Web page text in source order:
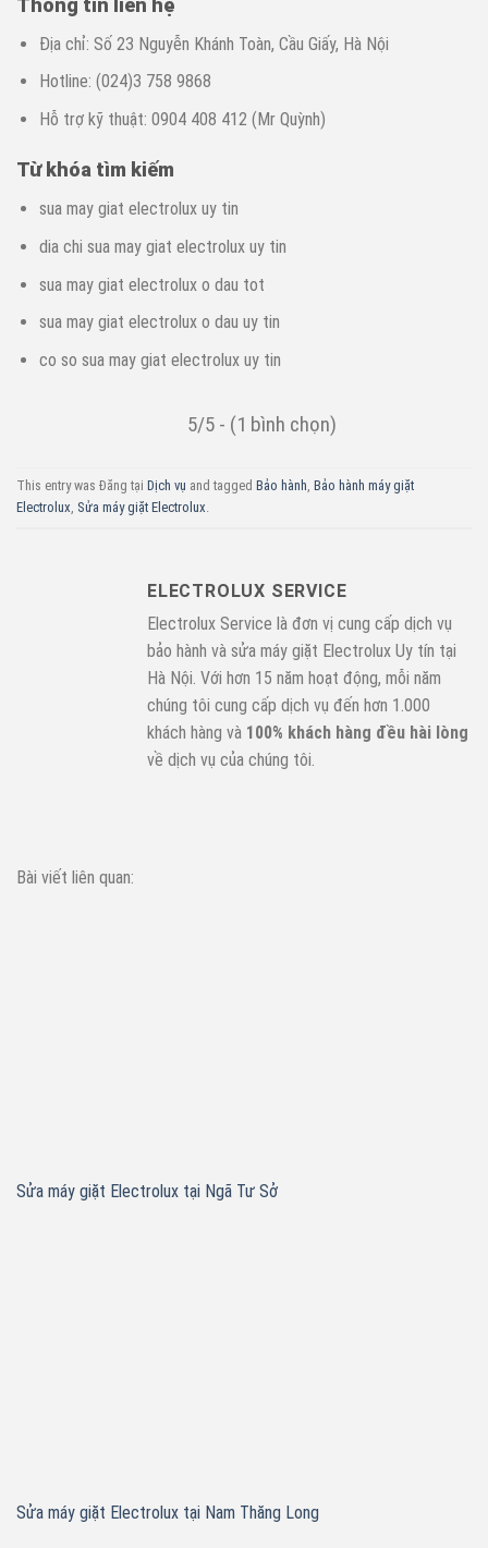
Địa chỉ: Số 23 Nguyễn Khánh Toàn, Cầu Giấy, Hà Nội
Hotline: (024)3 758 9868
Hỗ trợ kỹ thuật: 0904 408 412 (Mr Quỳnh)
Từ khóa tìm kiếm
sua may giat electrolux uy tin
dia chi sua may giat electrolux uy tin
sua may giat electrolux o dau tot
sua may giat electrolux o dau uy tin
co so sua may giat electrolux uy tin
5/5 - (1 bình chọn)
This entry was Đăng tại Dịch vụ and tagged Bảo hành, Bảo hành máy giặt
Electrolux, Sửa máy giặt Electrolux.
ELECTROLUX SERVICE
Electrolux Service là đơn vị cung cấp dịch vụ
bảo hành và sửa máy giặt Electrolux Uy tín tại
Hà Nội. Với hơn 15 năm hoạt động, mỗi năm
chúng tôi cung cấp dịch vụ đến hơn 1.000
khách hàng và 100% khách hàng đều hài lòng
về dịch vụ của chúng tôi.
Bài viết liên quan:
Sửa máy giặt Electrolux tại Ngã Tư Sở
Sửa máy giặt Electrolux tại Nam Thăng Long